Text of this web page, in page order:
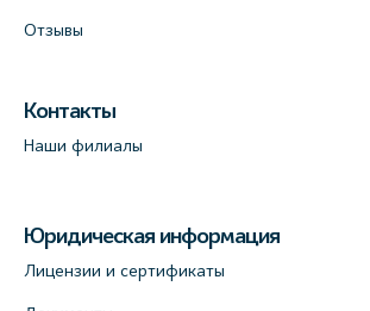
Отзывы
Контакты
Наши филиалы
Юридическая информация
Лицензии и сертификаты